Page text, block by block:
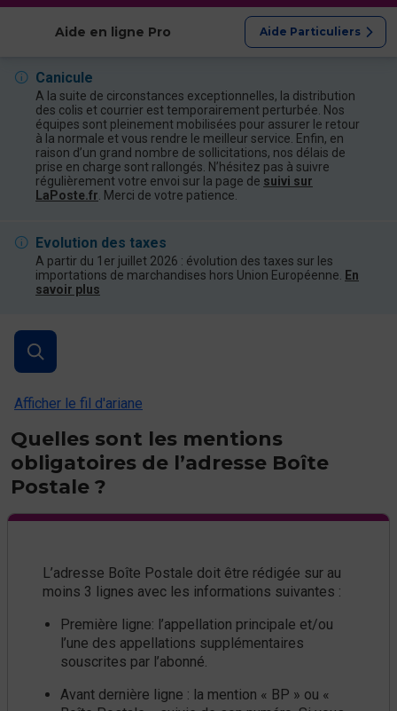
Aide en ligne Pro Aide Particuliers
Canicule
A la suite de circonstances exceptionnelles, la distribution
des colis et courrier est temporairement perturbée. Nos
équipes sont pleinement mobilisées pour assurer le retour
à la normale et vous rendre le meilleur service. Enfin, en
raison d’un grand nombre de sollicitations, nos délais de
prise en charge sont rallongés. N’hésitez pas à suivre
régulièrement votre envoi sur la page de suivi sur
LaPoste.fr . Merci de votre patience.
Evolution des taxes
A partir du 1er juillet 2026 : évolution des taxes sur les
importations de marchandises hors Union Européenne.
En
savoir plus
Afficher le fil d'ariane
Quelles sont les mentions
obligatoires de l’adresse Boîte
Postale ?
L’adresse Boîte Postale doit être rédigée sur au
moins 3 lignes avec les informations suivantes :
Première ligne: l’appellation principale et/ou
l’une des appellations supplémentaires
souscrites par l’abonné.
Avant dernière ligne : la mention « BP » ou «